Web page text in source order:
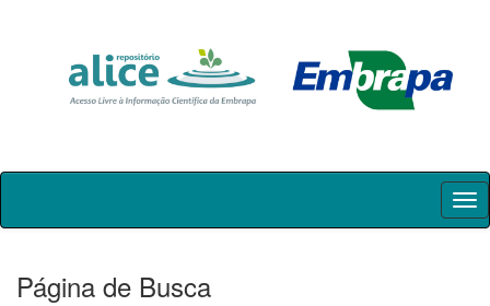
Skip
Página de Busca